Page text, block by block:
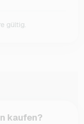
gültig.
kaufen?